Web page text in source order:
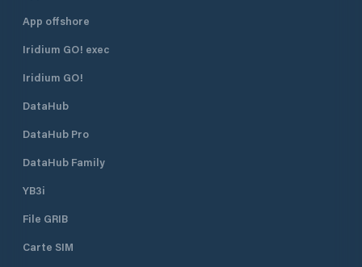
App offshore
Iridium GO! exec
Iridium GO!
DataHub
DataHub Pro
DataHub Family
YB3i
File GRIB
Carte SIM